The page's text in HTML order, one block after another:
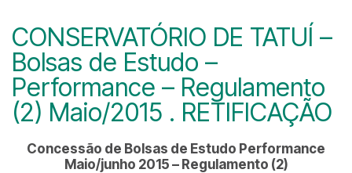
CONSERVATÓRIO DE TATUÍ –
Bolsas de Estudo –
Performance – Regulamento
(2) Maio/2015 . RETIFICAÇÃO
Concessão de Bolsas de Estudo Performance
Maio/junho 2015 – Regulamento (2)